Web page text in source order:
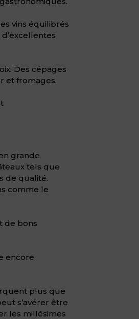
vins équilibrés
Des cépages
et fromages.
grande
tels que
de qualité.
comme le
de bons
encore
plus que
s’avérer être
les millésimes